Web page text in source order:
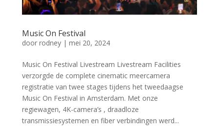
Music On Festival
door rodney| mei 20, 2024
Music On Festival Livestream Livestream Facilities
verzorgde de complete cinematic meercamera
registratie van twee stages tijdens het tweedaagse
Music On Festival in Amsterdam. Met onze
regiewagen, 4K-camera’s , draadloze
transmissiesystemen en fiber verbindingen werd...